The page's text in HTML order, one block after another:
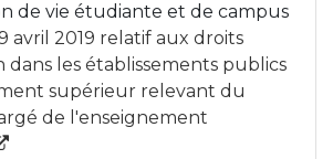
de vie étudiante et de campus
avril 2019 relatif aux droits
dans les établissements publics
supérieur relevant du
de l'enseignement